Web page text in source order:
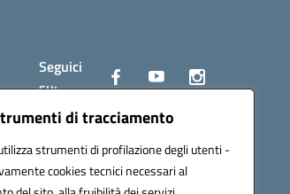
di tracciamento
strumenti di profilazione degli utenti -
cookies tecnici necessari al
Seguici
su: